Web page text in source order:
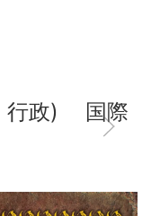
行政) 国際